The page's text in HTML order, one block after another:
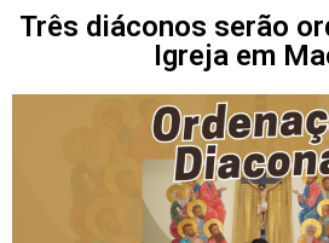
Três diáconos serão
Igreja em